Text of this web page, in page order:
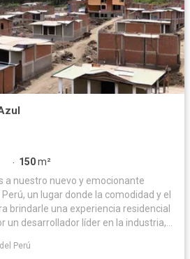
· 150m²
a nuestro nuevo y emocionante
un lugar donde la comodidad y el
brindarle una experiencia residencial
un desarrollador líder en la industria,
primer nivel y ubicación estratégica
Perú